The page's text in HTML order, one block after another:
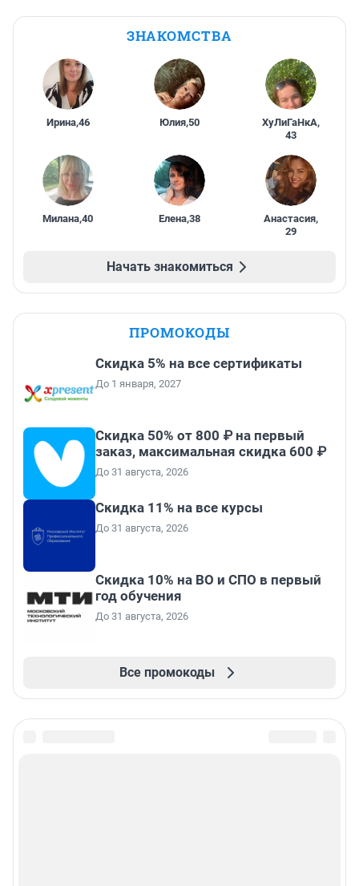
ЗНАКОМСТВА
Ирина,46 Юлия,50 ХуЛиГаНкА,
43
Милана,40 Елена,38 Анастасия,
29
Начать знакомиться
ПРОМОКОДЫ
Скидка 5% на все сертификаты
До 1 января, 2027
Скидка 50% от 800 ₽ на первый
заказ, максимальная скидка 600 ₽
До 31 августа, 2026
Скидка 11% на все курсы
До 31 августа, 2026
Скидка 10% на ВО и СПО в первый
год обучения
До 31 августа, 2026
Все промокоды